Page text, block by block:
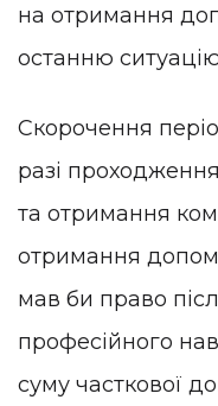
на отримання
останню ситуацію
Скорочення
разі
та отримання
отримання
мав би право
професійного
суму часткової